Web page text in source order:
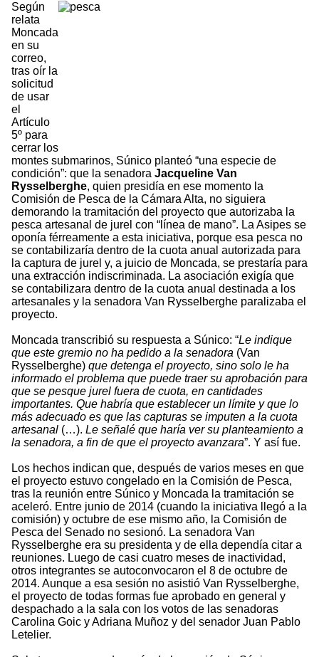
Según
relata
Moncada
en su
correo,
tras oír la
solicitud
de usar
el
Artículo
5º para
cerrar los
montes submarinos, Súnico planteó “una especie de
condición”: que la senadora Jacqueline Van
Rysselberghe, quien presidía en ese momento la
Comisión de Pesca de la Cámara Alta, no siguiera
demorando la tramitación del proyecto que autorizaba la
pesca artesanal de jurel con “línea de mano”. La Asipes se
oponía férreamente a esta iniciativa, porque esa pesca no
se contabilizaría dentro de la cuota anual autorizada para
la captura de jurel y, a juicio de Moncada, se prestaría para
una extracción indiscriminada. La asociación exigía que
se contabilizara dentro de la cuota anual destinada a los
artesanales y la senadora Van Rysselberghe paralizaba el
proyecto.
Moncada transcribió su respuesta a Súnico: “Le indique
que este gremio no ha pedido a la senadora (Van
Rysselberghe) que detenga el proyecto, sino solo le ha
informado el problema que puede traer su aprobación para
que se pesque jurel fuera de cuota, en cantidades
importantes. Que habría que establecer un límite y que lo
más adecuado es que las capturas se imputen a la cuota
artesanal (…). Le señalé que haría ver su planteamiento a
la senadora, a fin de que el proyecto avanzara”. Y así fue.
Los hechos indican que, después de varios meses en que
el proyecto estuvo congelado en la Comisión de Pesca,
tras la reunión entre Súnico y Moncada la tramitación se
aceleró. Entre junio de 2014 (cuando la iniciativa llegó a la
comisión) y octubre de ese mismo año, la Comisión de
Pesca del Senado no sesionó. La senadora Van
Rysselberghe era su presidenta y de ella dependía citar a
reuniones. Luego de casi cuatro meses de inactividad,
otros integrantes se autoconvocaron el 8 de octubre de
2014. Aunque a esa sesión no asistió Van Rysselberghe,
el proyecto de todas formas fue aprobado en general y
despachado a la sala con los votos de las senadoras
Carolina Goic y Adriana Muñoz y del senador Juan Pablo
Letelier.